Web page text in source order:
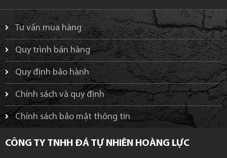
Tư vấn mua hàng
Quy trình bán hàng
Quy định bảo hành
Chính sách và quy định
Chính sách bảo mật thông tin
CÔNG TY TNHH ĐÁ TỰ NHIÊN HOÀNG LỰC